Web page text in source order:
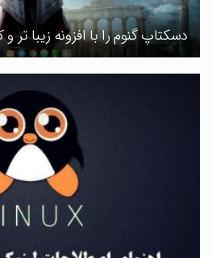
دسکتاپ گنوم را با افزونه زیبا تر و